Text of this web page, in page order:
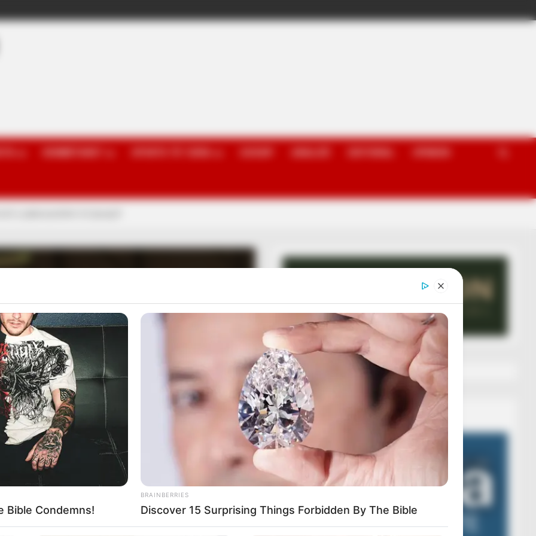
Veza AIBA
Video
Player
Bible Condemns!
BRAINBERRIES
Discover 15 Surprising Things Forbidden By The Bible